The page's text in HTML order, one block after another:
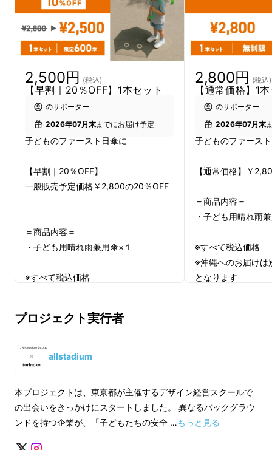
2,500円 (税込)
【早割｜20％OFF】1本セット
のサポーター
2026年07月末までにお届け予定
子どものファースト日傘に
【早割｜20％OFF】
一般販売予定価格￥2,800の20％OFF
＝商品内容＝
・子ども用晴れ雨兼用傘×１
※すべて税込価格
※実際にお届けする商品等のデザイン
かじめご了承ください。
2,800円 (税込)
【通常価格】1
のサポーター
2026年07月末
子どものファース
【通常価格】￥
＝商品内容＝
・子ども用晴れ雨
※すべて税込価格
※沖縄へのお届け
となります
プロジェクト実行者
allstadium
本プロジェクトは、東京都が主催するデザイン経営スクールで
の出会いをきっかけにスタートしました。 異なるバックグラウ
ンドを持つ企業が、「子どもたちの安全 …もっと見る